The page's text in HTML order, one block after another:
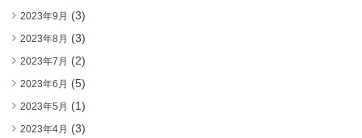
2023年9月 (3)
2023年8月 (3)
2023年7月 (2)
2023年6月 (5)
2023年5月 (1)
2023年4月 (3)